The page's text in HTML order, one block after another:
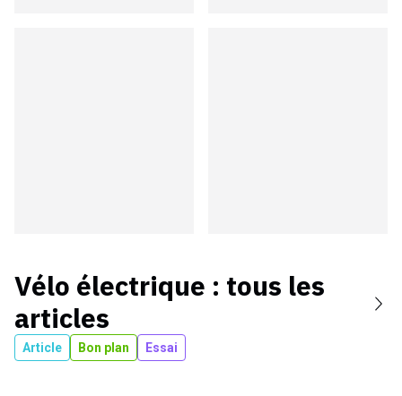
Vélo électrique : tous les
articles
Article Bon plan Essai